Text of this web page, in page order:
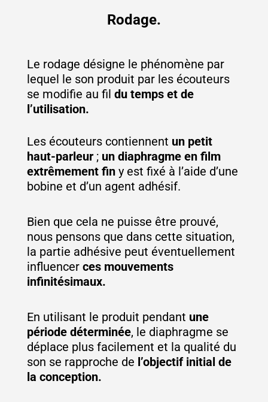
Rodage.
Le rodage désigne le phénomène par
lequel le son produit par les écouteurs
se modifie au fil du temps et de
l’utilisation.
Les écouteurs contiennent un petit
haut-parleur ; un diaphragme en film
extrêmement fin y est fixé à l’aide d’une
bobine et d’un agent adhésif.
Bien que cela ne puisse être prouvé,
nous pensons que dans cette situation,
la partie adhésive peut éventuellement
influencer ces mouvements
infinitésimaux.
En utilisant le produit pendant une
période déterminée, le diaphragme se
déplace plus facilement et la qualité du
son se rapproche de l’objectif initial de
la conception.